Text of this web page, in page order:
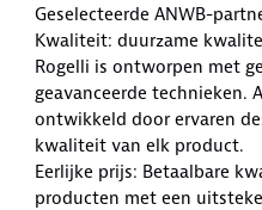
Geselecteerde ANWB-
Kwaliteit: duurzame
Rogelli is ontworpen met
geavanceerde technieken.
ontwikkeld door ervaren
kwaliteit van elk product.
Eerlijke prijs: Betaalbare
producten met een